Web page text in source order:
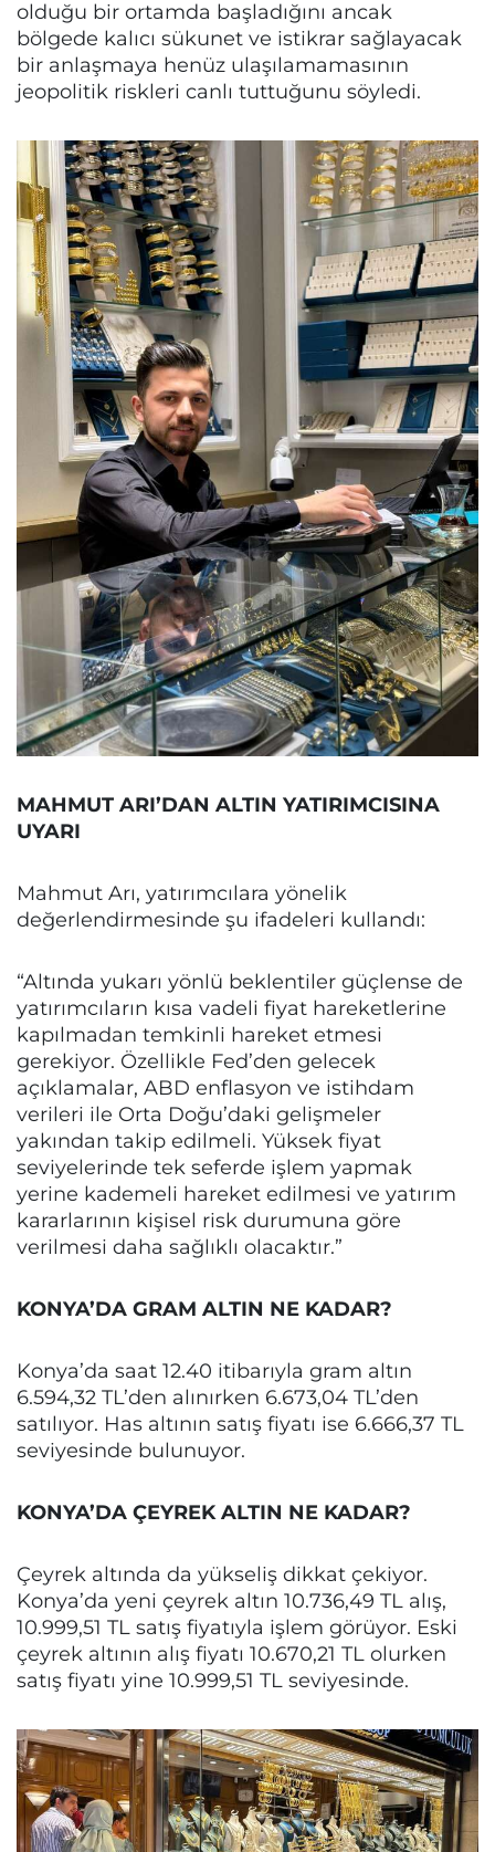
olduğu bir ortamda başladığını ancak
bölgede kalıcı sükunet ve istikrar sağlayacak
bir anlaşmaya henüz ulaşılamamasının
jeopolitik riskleri canlı tuttuğunu söyledi.
MAHMUT ARI’DAN ALTIN YATIRIMCISINA
UYARI
Mahmut Arı, yatırımcılara yönelik
değerlendirmesinde şu ifadeleri kullandı:
“Altında yukarı yönlü beklentiler güçlense de
yatırımcıların kısa vadeli fiyat hareketlerine
kapılmadan temkinli hareket etmesi
gerekiyor. Özellikle Fed’den gelecek
açıklamalar, ABD enflasyon ve istihdam
verileri ile Orta Doğu’daki gelişmeler
yakından takip edilmeli. Yüksek fiyat
seviyelerinde tek seferde işlem yapmak
yerine kademeli hareket edilmesi ve yatırım
kararlarının kişisel risk durumuna göre
verilmesi daha sağlıklı olacaktır.”
KONYA’DA GRAM ALTIN NE KADAR?
Konya’da saat 12.40 itibarıyla gram altın
6.594,32 TL’den alınırken 6.673,04 TL’den
satılıyor. Has altının satış fiyatı ise 6.666,37 TL
seviyesinde bulunuyor.
KONYA’DA ÇEYREK ALTIN NE KADAR?
Çeyrek altında da yükseliş dikkat çekiyor.
Konya’da yeni çeyrek altın 10.736,49 TL alış,
10.999,51 TL satış fiyatıyla işlem görüyor. Eski
çeyrek altının alış fiyatı 10.670,21 TL olurken
satış fiyatı yine 10.999,51 TL seviyesinde.